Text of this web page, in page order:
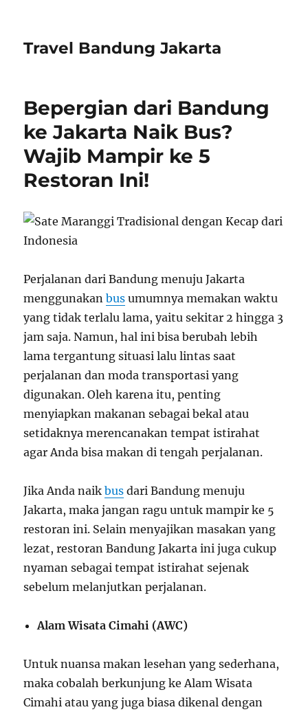
Travel Bandung Jakarta
Bepergian dari Bandung
ke Jakarta Naik Bus?
Wajib Mampir ke 5
Restoran Ini!
Perjalanan dari Bandung menuju Jakarta
menggunakanbus umumnya memakan waktu
yang tidak terlalu lama, yaitu sekitar 2 hingga 3
jam saja. Namun, hal ini bisa berubah lebih
lama tergantung situasi lalu lintas saat
perjalanan dan moda transportasi yang
digunakan. Oleh karena itu, penting
menyiapkan makanan sebagai bekal atau
setidaknya merencanakan tempat istirahat
agar Anda bisa makan di tengah perjalanan.
Jika Anda naikbus dari Bandung menuju
Jakarta, maka jangan ragu untuk mampir ke 5
restoran ini. Selain menyajikan masakan yang
lezat, restoran Bandung Jakarta ini juga cukup
nyaman sebagai tempat istirahat sejenak
sebelum melanjutkan perjalanan.
Alam Wisata Cimahi (AWC)
Untuk nuansa makan lesehan yang sederhana,
maka cobalah berkunjung ke Alam Wisata
Cimahi atau yang juga biasa dikenal dengan